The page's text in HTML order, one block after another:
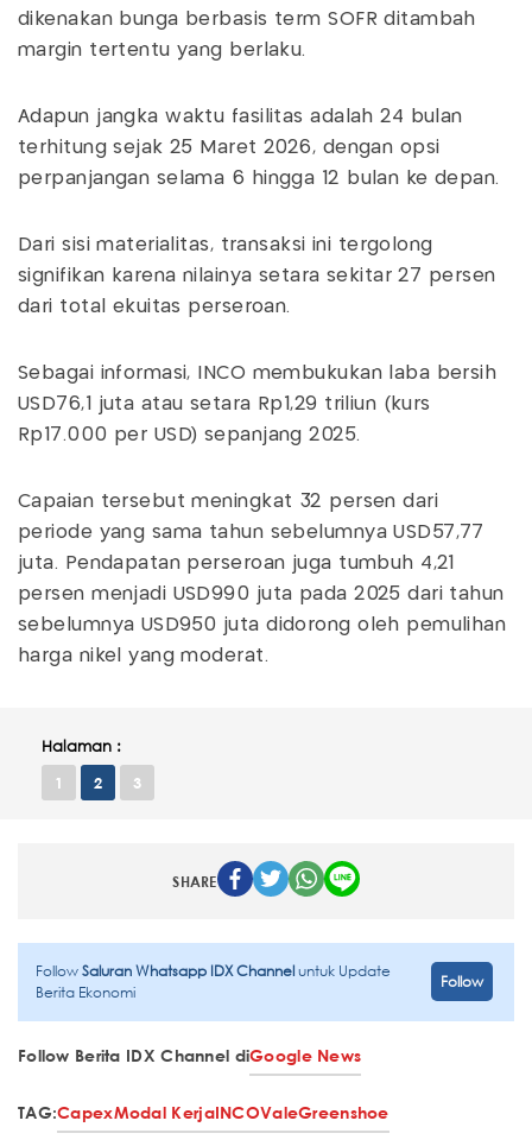
dikenakan bunga berbasis term SOFR ditambah
margin tertentu yang berlaku.
Adapun jangka waktu fasilitas adalah 24 bulan
terhitung sejak 25 Maret 2026, dengan opsi
perpanjangan selama 6 hingga 12 bulan ke depan.
Dari sisi materialitas, transaksi ini tergolong
signifikan karena nilainya setara sekitar 27 persen
dari total ekuitas perseroan.
Sebagai informasi, INCO membukukan laba bersih
USD76,1 juta atau setara Rp1,29 triliun (kurs
Rp17.000 per USD) sepanjang 2025.
Capaian tersebut meningkat 32 persen dari
periode yang sama tahun sebelumnya USD57,77
juta. Pendapatan perseroan juga tumbuh 4,21
persen menjadi USD990 juta pada 2025 dari tahun
sebelumnya USD950 juta didorong oleh pemulihan
harga nikel yang moderat.
Halaman :
1 2 3
SHARE
FollowSaluran Whatsapp IDX Channeluntuk Update
Berita Ekonomi
Follow
Follow Berita IDX Channel diGoogle News
TAG:CapexModal KerjaINCOValeGreenshoe